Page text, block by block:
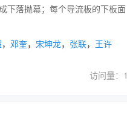
下落抛幕；每个导流板的下板面
， 邓奎， 宋坤龙， 张联， 王许
访问量：1